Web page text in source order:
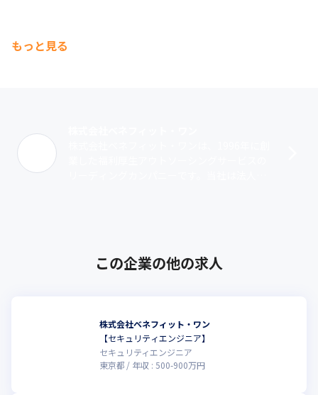
もっと見る
この企業の他の求人
株式会社ベネフィット・ワン
【セキュリティエンジニア】
セキュリティエンジニア
東京都
年収 : 500-900万円